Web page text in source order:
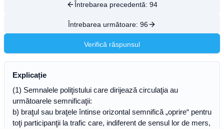
Întrebarea precedentă: 94
Întrebarea următoare: 96
Verifică răspunsul
Explicație
(1) Semnalele poliţistului care dirijează circulaţia au
următoarele semnificaţii:
b) braţul sau braţele întinse orizontal semnifică „oprire“ pentru
toţi participanţii la trafic care, indiferent de sensul lor de mers,